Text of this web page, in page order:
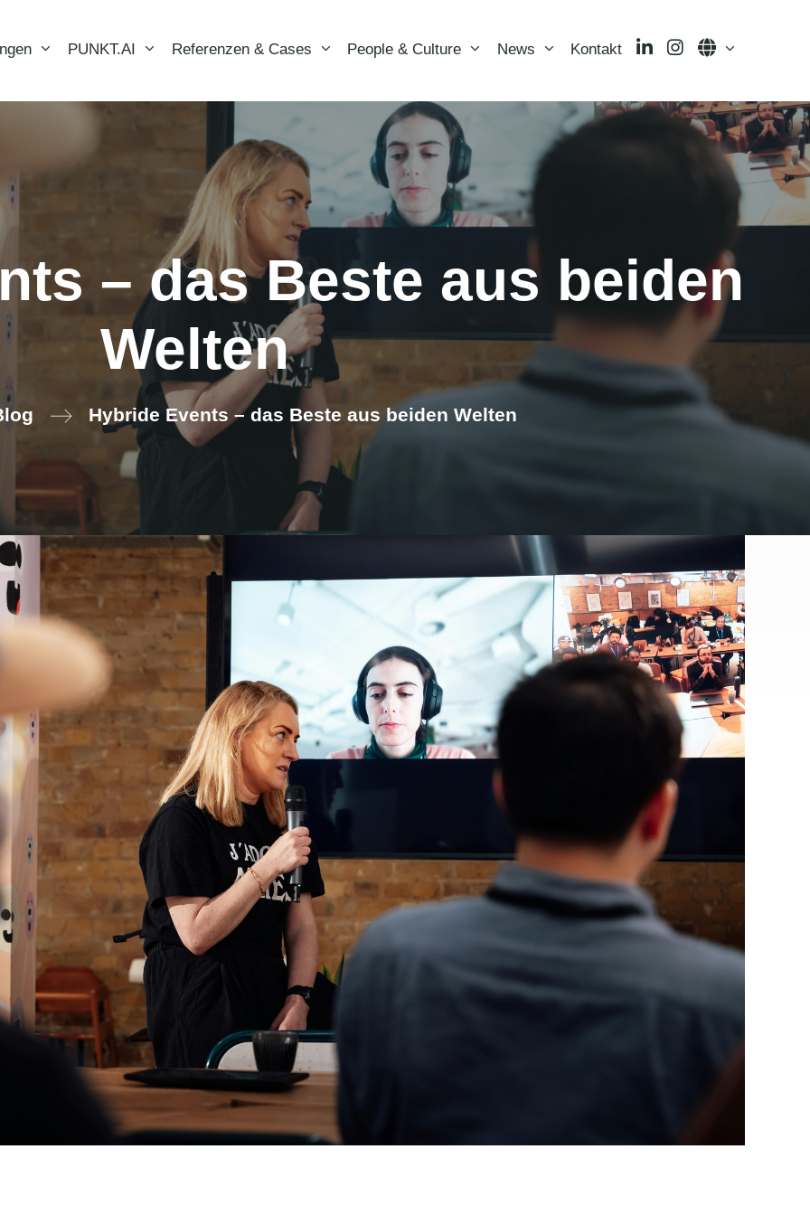
PUNKT.AI Referenzen & Cases People & Culture News Kontakt LinkedInInstagramLanguage
– das Beste aus beiden
Welten
Hybride Events – das Beste aus beiden Welten